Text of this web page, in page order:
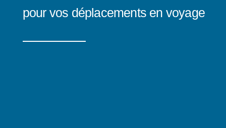
pour vos déplacements en voyage